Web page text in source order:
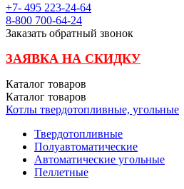
+7- 495 223-24-64
8-800 700-64-24
Заказать обратный звонок
ЗАЯВКА НА СКИДКУ
Каталог товаров
Каталог товаров
Котлы твердотопливные, угольные
Твердотопливные
Полуавтоматические
Автоматические угольные
Пеллетные